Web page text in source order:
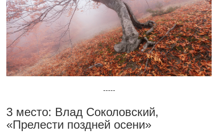
-----
3 место: Влад Соколовский,
«Прелести поздней осени»